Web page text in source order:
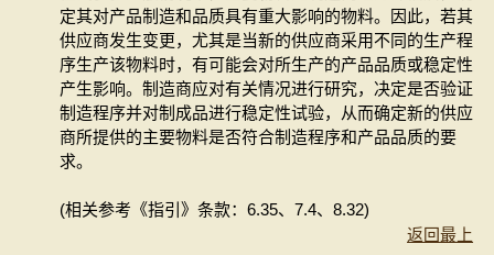
定其对产品制造和品质具有重大影响的物料。因此，若其
供应商发生变更，尤其是当新的供应商采用不同的生产程
序生产该物料时，有可能会对所生产的产品品质或稳定性
产生影响。制造商应对有关情况进行研究，决定是否验证
制造程序并对制成品进行稳定性试验，从而确定新的供应
商所提供的主要物料是否符合制造程序和产品品质的要
求。
(相关参考《指引》条款：6.35、7.4、8.32)
返回最上